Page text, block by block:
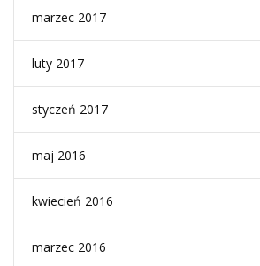
marzec 2017
luty 2017
styczeń 2017
maj 2016
kwiecień 2016
marzec 2016